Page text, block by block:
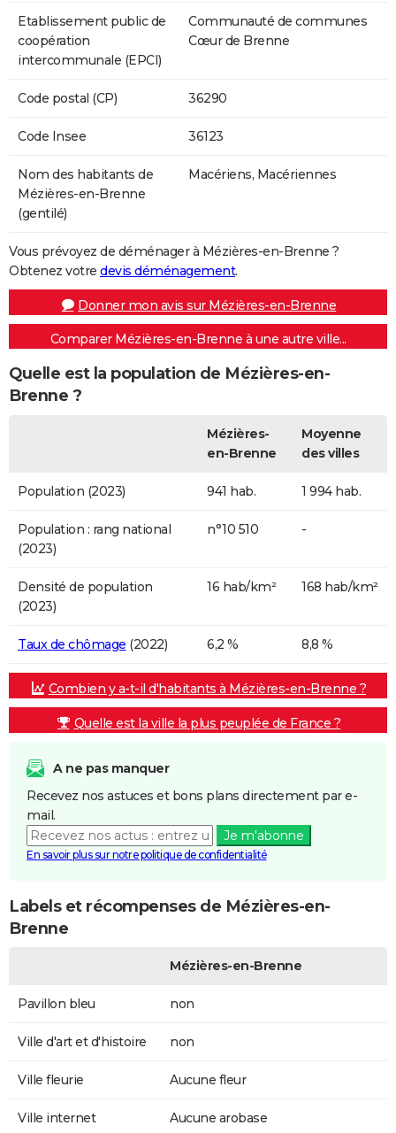
Etablissement public de
coopération
intercommunale (EPCI)
Communauté de communes
Cœur de Brenne
Code postal (CP) 36290
Code Insee 36123
Nom des habitants de
Mézières-en-Brenne
(gentilé)
Macériens, Macériennes
Vous prévoyez de déménager à Mézières-en-Brenne ?
Obtenez votre devis déménagement.
Donner mon avis sur Mézières-en-Brenne
Comparer Mézières-en-Brenne à une autre ville...
Quelle est la population de Mézières-en-
Brenne ?
Mézières-
en-Brenne
Moyenne
des villes
Population (2023) 941 hab. 1 994 hab.
Population : rang national
(2023)
n°10 510 -
Densité de population
(2023)
16 hab/km² 168 hab/km²
Taux de chômage (2022) 6,2 % 8,8 %
Combien y a-t-il d'habitants à Mézières-en-Brenne ?
Quelle est la ville la plus peuplée de France ?
A ne pas manquer
Recevez nos astuces et bons plans directement par e-
mail.
Je m'abonne
En savoir plus sur notre politique de confidentialité
Labels et récompenses de Mézières-en-
Brenne
Mézières-en-Brenne
Pavillon bleu non
Ville d'art et d'histoire non
Ville fleurie Aucune fleur
Ville internet Aucune arobase